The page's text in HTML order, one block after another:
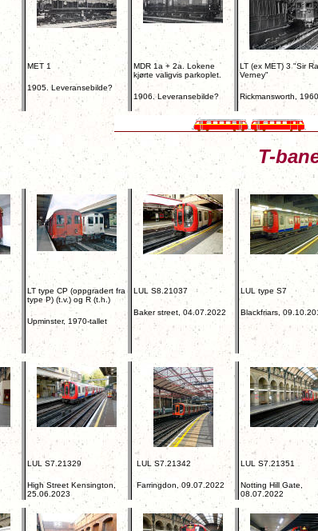
MET 1
1905. Leveransebilde?
MDR 1a + 2a. Lokene
kjørte valigvis parkoplet.
1906. Leveransebilde?
LT (ex MET) 3 "Sir
Verney"
Rickmansworth, 1960
T-
LT type CP (oppgradert fra
type P) (t.v.) og R (t.h.)
Upminster, 1970-tallet
LUL S8.21037
Baker street, 04.07.2022
LUL type S7
Blackfriars,
LUL S7.21329
High Street Kensington,
25.06.2023
LUL S7.21342
Farringdon, 09.07.2022
LUL S7.21351
Notting Hill Gate,
08.07.2022